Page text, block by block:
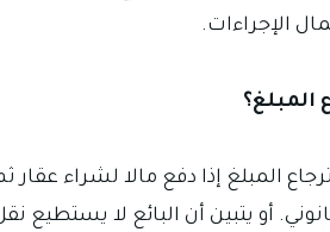
الإجراءات.
المبلغ إذا دفع مالا لشراء عقار
أو يتبين أن البائع لا